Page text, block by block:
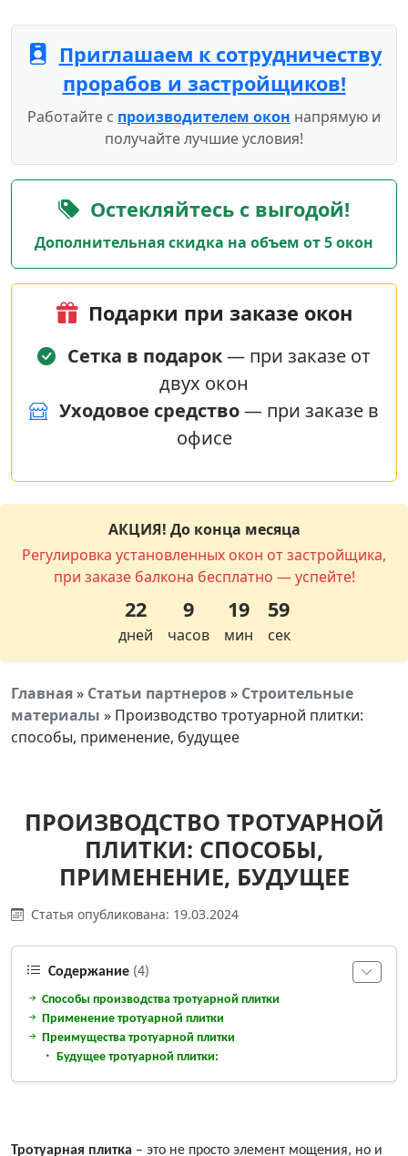
Приглашаем к сотрудничеству
прорабов и застройщиков!
Работайте с производителем окон напрямую и
получайте лучшие условия!
Остекляйтесь с выгодой!
Дополнительная скидка на объем от 5 окон
Подарки при заказе окон
Сетка в подарок— при заказе от
двух окон
Уходовое средство— при заказе в
офисе
АКЦИЯ! До конца месяца
Регулировка установленных окон от застройщика,
при заказе балкона бесплатно — успейте!
22
дней
9
часов
19
мин
58
сек
Главная» Статьи партнеров» Строительные
материалы » Производство тротуарной плитки:
способы, применение, будущее
ПРОИЗВОДСТВО ТРОТУАРНОЙ
ПЛИТКИ: СПОСОБЫ,
ПРИМЕНЕНИЕ, БУДУЩЕЕ
Статья опубликована: 19.03.2024
Содержание (4)
Способы производства тротуарной плитки
Применение тротуарной плитки
Преимущества тротуарной плитки
Будущее тротуарной плитки:
Тротуарная плитка – это не просто элемент мощения, но и